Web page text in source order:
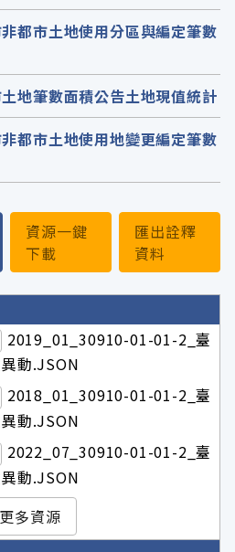
資源一鍵
下載
匯出詮釋
資料
2019_01_30910-01-01-2_臺
動.JSON
2018_01_30910-01-01-2_臺
動.JSON
2022_07_30910-01-01-2_臺
動.JSON
更多資源
都市土地使用分區與編定筆數
地筆數面積公告土地現值統計
都市土地使用地變更編定筆數